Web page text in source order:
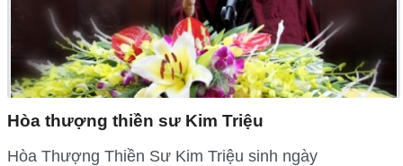
Hòa thượng thiền sư Kim Triệu
Hòa Thượng Thiền Sư Kim Triệu sinh ngày